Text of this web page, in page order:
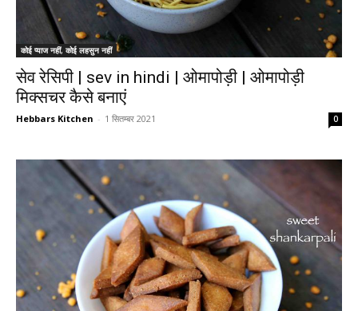
कोई प्याज नहीं, कोई लहसुन नहीं
सेव रेसिपी | sev in hindi | ओमापोड़ी | ओमापोड़ी
मिक्सचर कैसे बनाएं
Hebbars Kitchen - 1 सितम्बर 2021 0